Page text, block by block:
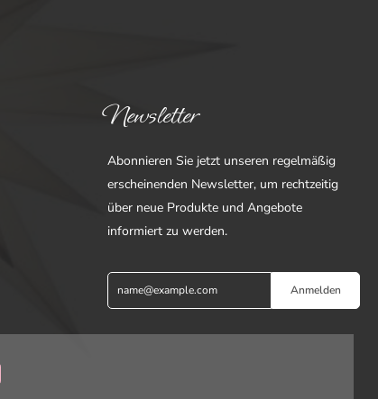
Newsletter
Abonnieren Sie jetzt unseren regelmäßig
erscheinenden Newsletter, um rechtzeitig
über neue Produkte und Angebote
informiert zu werden.
Anmelden